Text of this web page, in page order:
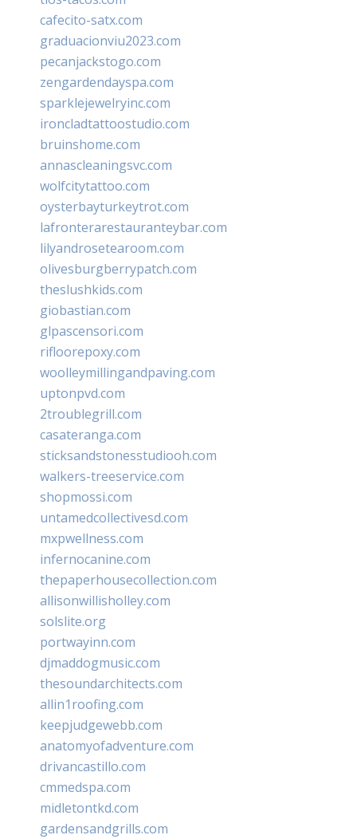
cafecito-satx.com
graduacionviu2023.com
pecanjackstogo.com
zengardendayspa.com
sparklejewelryinc.com
ironcladtattoostudio.com
bruinshome.com
annascleaningsvc.com
wolfcitytattoo.com
oysterbayturkeytrot.com
lafronterarestauranteybar.com
lilyandrosetearoom.com
olivesburgberrypatch.com
theslushkids.com
giobastian.com
glpascensori.com
rifloorepoxy.com
woolleymillingandpaving.com
uptonpvd.com
2troublegrill.com
casateranga.com
sticksandstonesstudiooh.com
walkers-treeservice.com
shopmossi.com
untamedcollectivesd.com
mxpwellness.com
infernocanine.com
thepaperhousecollection.com
allisonwillisholley.com
solslite.org
portwayinn.com
djmaddogmusic.com
thesoundarchitects.com
allin1roofing.com
keepjudgewebb.com
anatomyofadventure.com
drivancastillo.com
cmmedspa.com
midletontkd.com
gardensandgrills.com